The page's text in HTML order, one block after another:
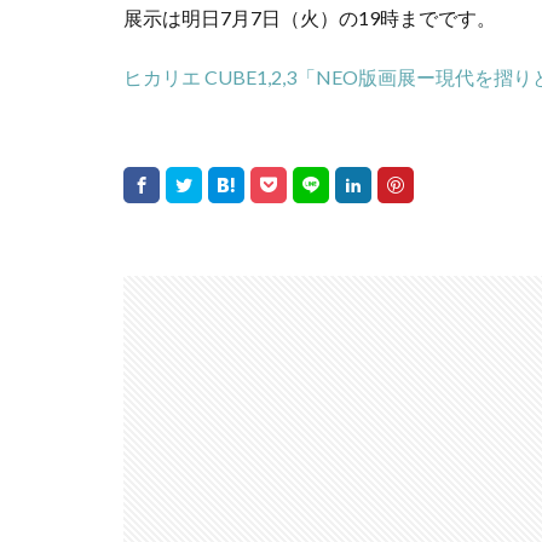
展示は明日7月7日（火）の19時までです。
ヒカリエ CUBE1,2,3「NEO版画展ー現代を摺